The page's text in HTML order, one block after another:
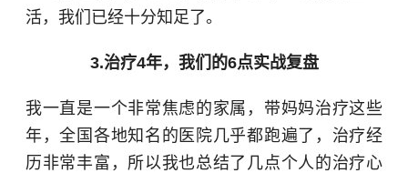
活，我们已经十分知足了。
3.治疗4年，我们的6点实战复盘
我一直是一个非常焦虑的家属，带妈妈治疗这些
年，全国各地知名的医院几乎都跑遍了，治疗经
历非常丰富，所以我也总结了几点个人的治疗心